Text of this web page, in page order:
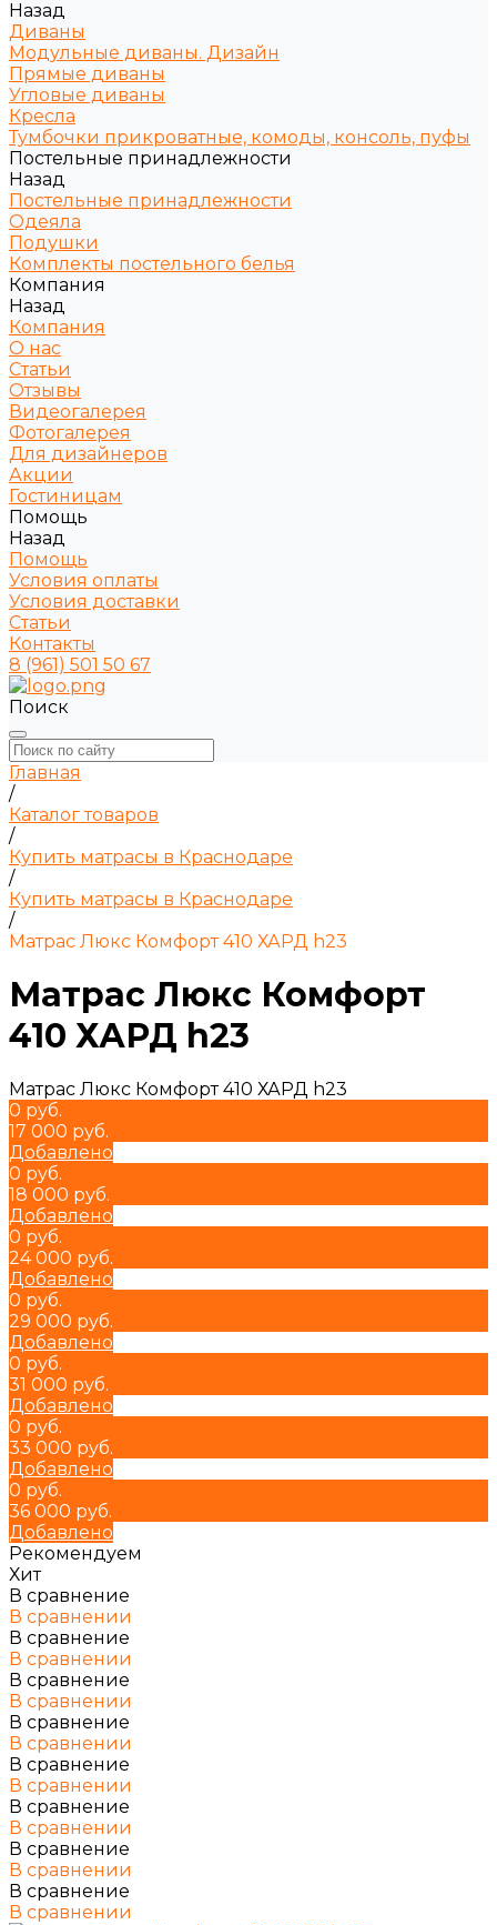
Назад
Диваны
Модульные диваны. Дизайн
Прямые диваны
Угловые диваны
Кресла
Тумбочки прикроватные, комоды, консоль, пуфы
Постельные принадлежности
Назад
Постельные принадлежности
Одеяла
Подушки
Комплекты постельного белья
Компания
Назад
Компания
О нас
Статьи
Отзывы
Видеогалерея
Фотогалерея
Для дизайнеров
Акции
Гостиницам
Помощь
Назад
Помощь
Условия оплаты
Условия доставки
Статьи
Контакты
8 (961) 501 50 67
Поиск
Главная
/
Каталог товаров
/
Купить матрасы в Краснодаре
/
Купить матрасы в Краснодаре
/
Матрас Люкс Комфорт 410 ХАРД h23
Матрас Люкс Комфорт
410 ХАРД h23
Матрас Люкс Комфорт 410 ХАРД h23
0 руб.
17 000 руб.
Добавлено
0 руб.
18 000 руб.
Добавлено
0 руб.
24 000 руб.
Добавлено
0 руб.
29 000 руб.
Добавлено
0 руб.
31 000 руб.
Добавлено
0 руб.
33 000 руб.
Добавлено
0 руб.
36 000 руб.
Добавлено
Рекомендуем
Хит
В сравнение
В сравнении
В сравнение
В сравнении
В сравнение
В сравнении
В сравнение
В сравнении
В сравнение
В сравнении
В сравнение
В сравнении
В сравнение
В сравнении
В сравнение
В сравнении